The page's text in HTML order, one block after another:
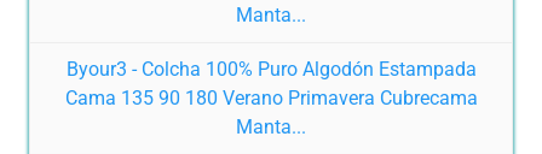
Byour3 - Colcha 100% Puro Algodón Estampada
Cama 135 90 180 Verano Primavera Cubrecama
Manta...